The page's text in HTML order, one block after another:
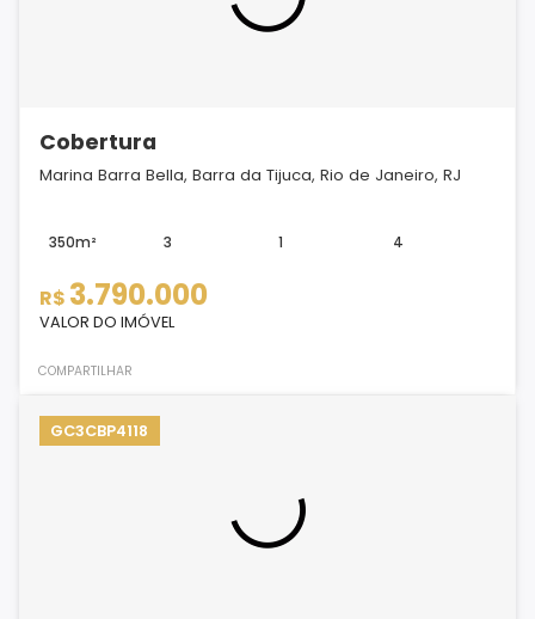
Cobertura
Marina Barra Bella, Barra da Tijuca, Rio de Janeiro, RJ
350m² 3 1 4
R$ 3.790.000
VALOR DO IMÓVEL
COMPARTILHAR
GC3CBP4118